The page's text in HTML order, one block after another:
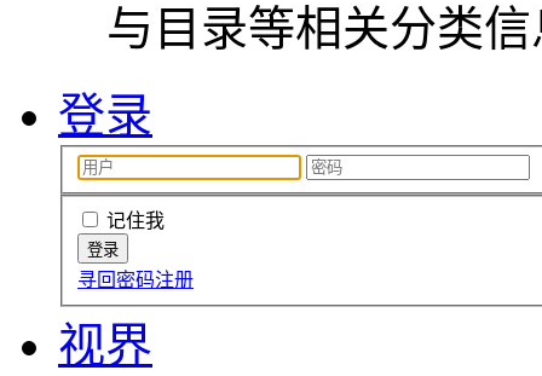
与目录等相关分类
登录
记住我
寻回密码注册
视界